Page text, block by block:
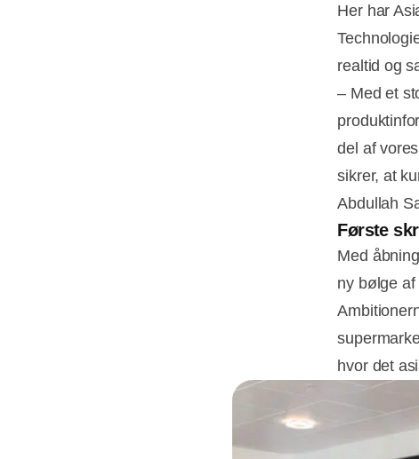
Her har
realtid og
– Med et
del af
sikrer, at
Abdullah
Første
Med
ny bølge
hvor det